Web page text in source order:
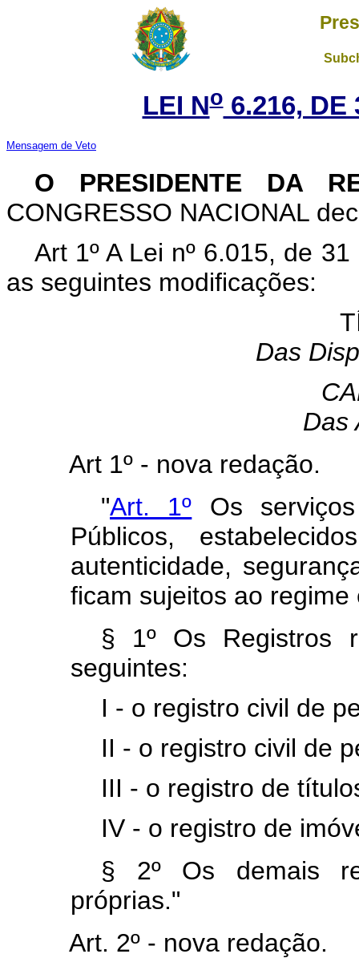
LEI No6.216, DE
Mensagem de Veto
O PRESIDENTE DA
CONGRESSO NACIONAL
Art 1º A Lei nº 6.015, de
as seguintes modificações:
Das
Das
Art 1º - nova redação.
"Art. 1º Os
Públicos,
autenticidade,
ficam sujeitos ao
§ 1º Os Registros
seguintes:
I - o registro civil de
II - o registro civil de
III - o registro de
IV - o registro de
§ 2º Os demais
próprias."
Art. 2º - nova redação.